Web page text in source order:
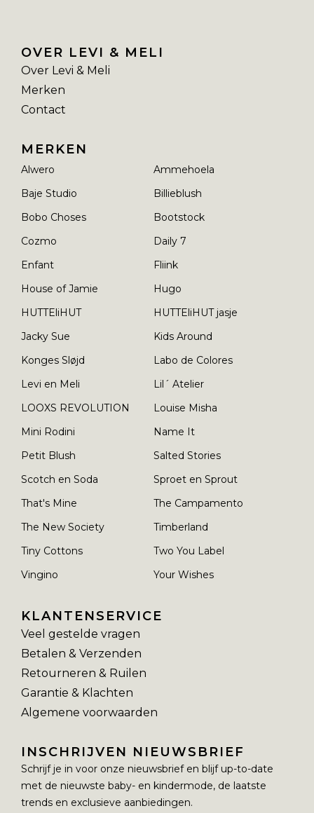
OVER LEVI & MELI
Over Levi & Meli
Merken
Contact
MERKEN
Alwero
Ammehoela
Baje Studio
Billieblush
Bobo Choses
Bootstock
Cozmo
Daily 7
Enfant
Fliink
House of Jamie
Hugo
HUTTEliHUT
HUTTEliHUT jasje
Jacky Sue
Kids Around
Konges Sløjd
Labo de Colores
Levi en Meli
Lil´ Atelier
LOOXS REVOLUTION
Louise Misha
Mini Rodini
Name It
Petit Blush
Salted Stories
Scotch en Soda
Sproet en Sprout
That's Mine
The Campamento
The New Society
Timberland
Tiny Cottons
Two You Label
Vingino
Your Wishes
KLANTENSERVICE
Veel gestelde vragen
Betalen & Verzenden
Retourneren & Ruilen
Garantie & Klachten
Algemene voorwaarden
INSCHRIJVEN NIEUWSBRIEF
Schrijf je in voor onze nieuwsbrief en blijf up-to-date
met de nieuwste baby- en kindermode, de laatste
trends en exclusieve aanbiedingen.